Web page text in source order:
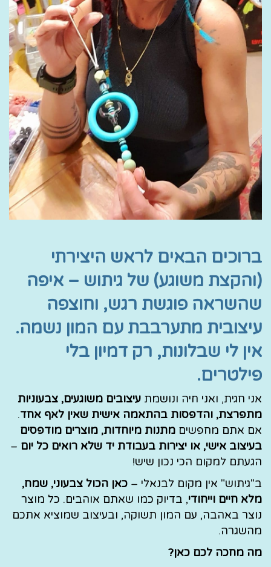
ברוכים הבאים לראש היצירתי
(והקצת משוגע) של גיתוש – איפה
שהשראה פוגשת רגש, וחוצפה
עיצובית מתערבבת עם המון נשמה.
אין לי שבלונות, רק דמיון בלי
פילטרים.​
אני חגית, ואני חיה ונושמת עיצובים משוגעים, צבעוניות
מתפרצת, והדפסות בהתאמה אישית שאין לאף אחד.
אם אתם מחפשים מתנות מיוחדות, מוצרים מודפסים
בעיצוב אישי, או יצירות בעבודת יד שלא רואים כל יום –
הגעתם למקום הכי נכון שיש!
ב"גיתוש" אין מקום לבנאלי – כאן הכול צבעוני, שמח,
מלא חיים וייחודי, בדיוק כמו שאתם אוהבים. כל מוצר
נוצר באהבה, עם המון תשוקה, ובעיצוב שמוציא אתכם
מהשגרה.
מה מחכה לכם כאן?